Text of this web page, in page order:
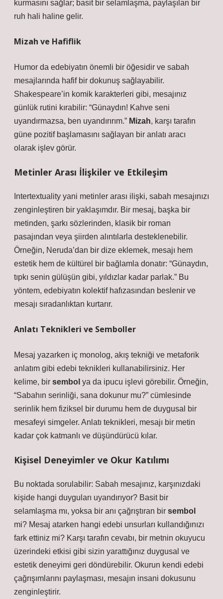
kurmasını sağlar; basit bir selamlaşma, paylaşılan bir
ruh hali haline gelir.
Mizah ve Hafiflik
Humor da edebiyatın önemli bir öğesidir ve sabah
mesajlarında hafif bir dokunuş sağlayabilir.
Shakespeare’in komik karakterleri gibi, mesajınız
günlük rutini kırabilir: “Günaydın! Kahve seni
uyandırmazsa, ben uyandırırım.” Mizah, karşı tarafın
güne pozitif başlamasını sağlayan bir anlatı aracı
olarak işlev görür.
Metinler Arası İlişkiler ve Etkileşim
Intertextuality yani metinler arası ilişki, sabah mesajınızı
zenginleştiren bir yaklaşımdır. Bir mesaj, başka bir
metinden, şarkı sözlerinden, klasik bir roman
pasajından veya şiirden alıntılarla desteklenebilir.
Örneğin, Neruda’dan bir dize eklemek, mesajı hem
estetik hem de kültürel bir bağlamla donatır: “Günaydın,
tıpkı senin gülüşün gibi, yıldızlar kadar parlak.” Bu
yöntem, edebiyatın kolektif hafızasından beslenir ve
mesajı sıradanlıktan kurtarır.
Anlatı Teknikleri ve Semboller
Mesaj yazarken iç monolog, akış tekniği ve metaforik
anlatım gibi edebi teknikleri kullanabilirsiniz. Her
kelime, bir sembol ya da ipucu işlevi görebilir. Örneğin,
“Sabahın serinliği, sana dokunur mu?” cümlesinde
serinlik hem fiziksel bir durumu hem de duygusal bir
mesafeyi simgeler. Anlatı teknikleri, mesajı bir metin
kadar çok katmanlı ve düşündürücü kılar.
Kişisel Deneyimler ve Okur Katılımı
Bu noktada sorulabilir: Sabah mesajınız, karşınızdaki
kişide hangi duyguları uyandırıyor? Basit bir
selamlaşma mı, yoksa bir anı çağrıştıran bir sembol
mi? Mesaj atarken hangi edebi unsurları kullandığınızı
fark ettiniz mi? Karşı tarafın cevabı, bir metnin okuyucu
üzerindeki etkisi gibi sizin yarattığınız duygusal ve
estetik deneyimi geri döndürebilir. Okurun kendi edebi
çağrışımlarını paylaşması, mesajın insani dokusunu
zenginleştirir.